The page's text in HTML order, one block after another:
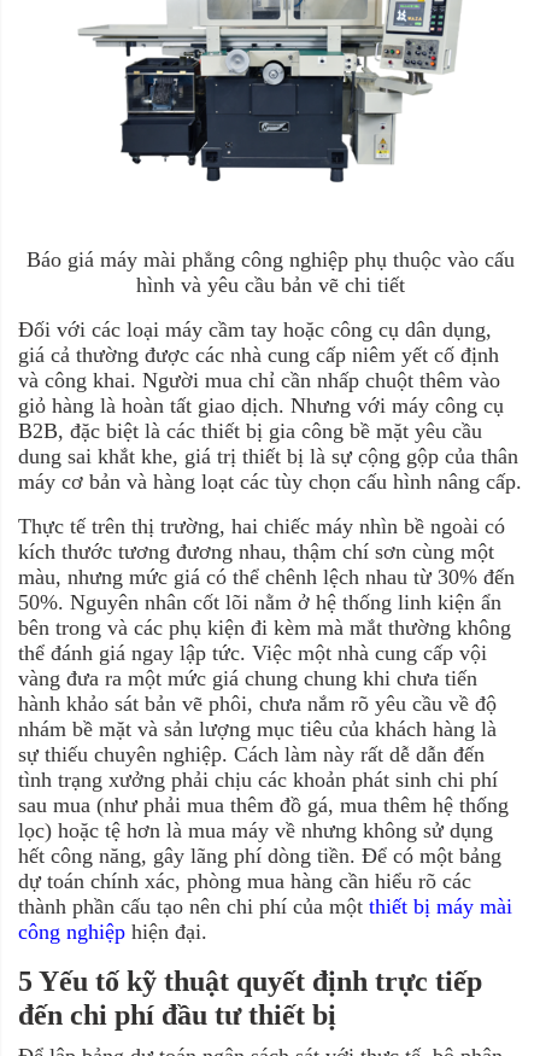
Báo giá máy mài phẳng công nghiệp phụ thuộc vào cấu
hình và yêu cầu bản vẽ chi tiết
Đối với các loại máy cầm tay hoặc công cụ dân dụng,
giá cả thường được các nhà cung cấp niêm yết cố định
và công khai. Người mua chỉ cần nhấp chuột thêm vào
giỏ hàng là hoàn tất giao dịch. Nhưng với máy công cụ
B2B, đặc biệt là các thiết bị gia công bề mặt yêu cầu
dung sai khắt khe, giá trị thiết bị là sự cộng gộp của thân
máy cơ bản và hàng loạt các tùy chọn cấu hình nâng cấp.
Thực tế trên thị trường, hai chiếc máy nhìn bề ngoài có
kích thước tương đương nhau, thậm chí sơn cùng một
màu, nhưng mức giá có thể chênh lệch nhau từ 30% đến
50%. Nguyên nhân cốt lõi nằm ở hệ thống linh kiện ẩn
bên trong và các phụ kiện đi kèm mà mắt thường không
thể đánh giá ngay lập tức. Việc một nhà cung cấp vội
vàng đưa ra một mức giá chung chung khi chưa tiến
hành khảo sát bản vẽ phôi, chưa nắm rõ yêu cầu về độ
nhám bề mặt và sản lượng mục tiêu của khách hàng là
sự thiếu chuyên nghiệp. Cách làm này rất dễ dẫn đến
tình trạng xưởng phải chịu các khoản phát sinh chi phí
sau mua (như phải mua thêm đồ gá, mua thêm hệ thống
lọc) hoặc tệ hơn là mua máy về nhưng không sử dụng
hết công năng, gây lãng phí dòng tiền. Để có một bảng
dự toán chính xác, phòng mua hàng cần hiểu rõ các
thành phần cấu tạo nên chi phí của một thiết bị máy mài
công nghiệp hiện đại.
5 Yếu tố kỹ thuật quyết định trực tiếp
đến chi phí đầu tư thiết bị